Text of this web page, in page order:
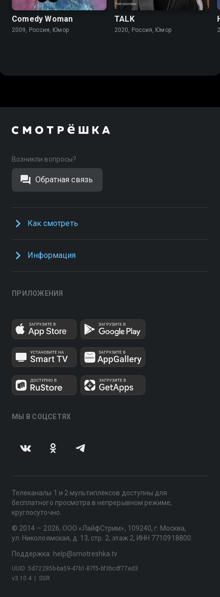
Comedy Woman
2009, Россия, Юмор
TALK
2020, Россия, Юмор
Возникли вопросы?
Обратная связь
Как смотреть
Информация
ПРИЛОЖЕНИЯ
МЫ В СОЦСЕТЯХ
Телеканалы 1 и 2 мультиплексов доступны для
бесплатного просмотра в непрерывном режиме,
круглосуточно.
© 2014 — 2026, ООО «ЛайфСтрим», 109240, г. Москва,
ул. Николоямская, д. 13, стр. 2, этаж 2, ИНН 7710918800
Поддержка: help@smotreshka.tv
v3.10.4 SSR
UUID: 5d72285b-ba59-47b1-87f5-bf3bcdf77ed3